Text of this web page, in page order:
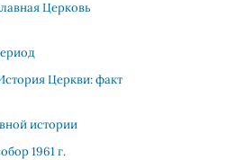
Церковь
Церкви: факт
истории
1961 г.